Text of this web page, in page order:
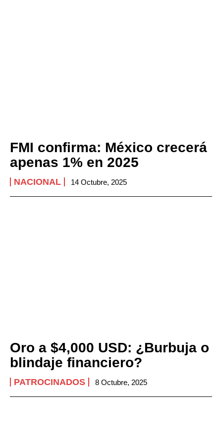
FMI confirma: México crecerá
apenas 1% en 2025
NACIONAL 14 Octubre, 2025
Oro a $4,000 USD: ¿Burbuja o
blindaje financiero?
PATROCINADOS 8 Octubre, 2025